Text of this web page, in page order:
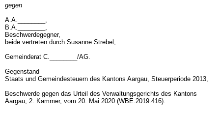
gegen
A.A.________,
B.A.________,
Beschwerdegegner,
beide vertreten durch Susanne Strebel,
Gemeinderat C.________/AG.
Gegenstand
Staats und Gemeindesteuern des Kantons Aargau, Steuerperiode 2013,
Beschwerde gegen das Urteil des Verwaltungsgerichts des Kantons
Aargau, 2. Kammer, vom 20. Mai 2020 (WBE.2019.416).